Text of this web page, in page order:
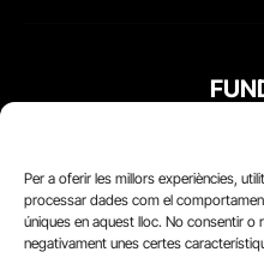
Per a oferir les millors experiències,
processar dades com el
úniques en aquest lloc. No consentir
negativament unes certes